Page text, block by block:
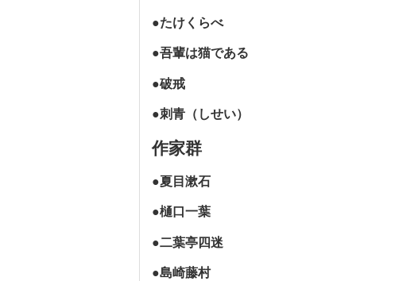
●たけくらべ
●吾輩は猫である
●破戒
●刺青（しせい）
作家群
●夏目漱石
●樋口一葉
●二葉亭四迷
●島崎藤村